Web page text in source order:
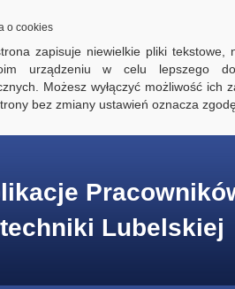
o cookies
zapisuje niewielkie pliki tekstowe,
urządzeniu w celu lepszego
Możesz wyłączyć możliwość ich
bez zmiany ustawień oznacza
Lubelskiej